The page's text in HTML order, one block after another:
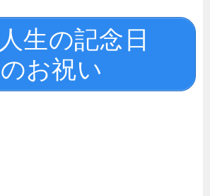
人生の記念日
のお祝い